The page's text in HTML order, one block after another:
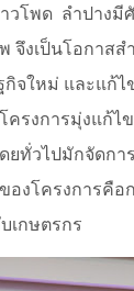
วโพด ลำปางมี
จึงเป็นโอกาส
กิจใหม่ และแ
รงการมุ่งแก้ไ
ยทั่วไปมักจัดก
องโครงการคือ
เกษตรกร